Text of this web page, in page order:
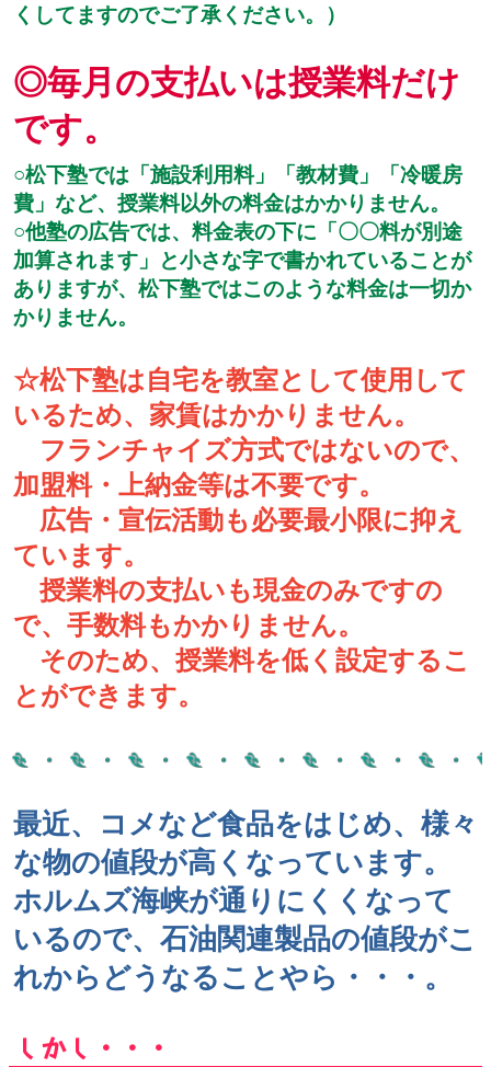
くしてますのでご了承ください。）
◎毎月の支払いは授業料だけ
です。
○松下塾では「施設利用料」「教材費」「冷暖房
費」など、授業料以外の料金はかかりません。
○他塾の広告では、料金表の下に「〇〇料が別途
加算されます」と小さな字で書かれていることが
ありますが、松下塾ではこのような料金は一切か
かりません。
☆松下塾は自宅を教室として使用して
いるため、家賃はかかりません。
フランチャイズ方式ではないので、
加盟料・上納金等は不要です。
広告・宣伝活動も必要最小限に抑え
ています。
授業料の支払いも現金のみですの
で、手数料もかかりません。
そのため、授業料を低く設定するこ
とができます。
最近、コメなど食品をはじめ、様々
な物の値段が高くなっています。
ホルムズ海峡が通りにくくなって
いるので、石油関連製品の値段がこ
れからどうなることやら・・・。
しかし・・・